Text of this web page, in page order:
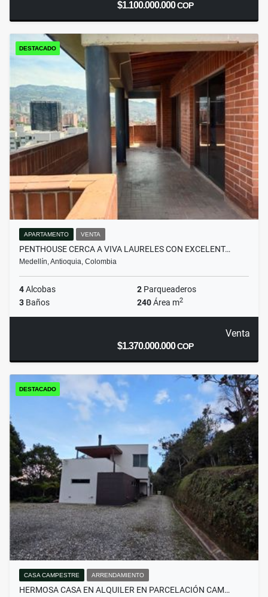
$1.100.000.000COP
DESTACADO
APARTAMENTO VENTA
PENTHOUSE CERCA A VIVA LAURELES CON EXCELENT…
Medellín, Antioquia, Colombia
4Alcobas 2 Parqueaderos
3 Baños 240Área m2
Venta
$1.370.000.000COP
DESTACADO
CASA CAMPESTRE ARRENDAMIENTO
HERMOSA CASA EN ALQUILER EN PARCELACIÓN CAM…